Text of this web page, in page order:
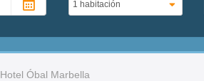
Hotel Óbal Marbella